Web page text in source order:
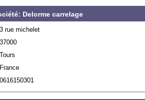
Delorme carrelage
3 rue michelet
37000
Tours
France
0616150301